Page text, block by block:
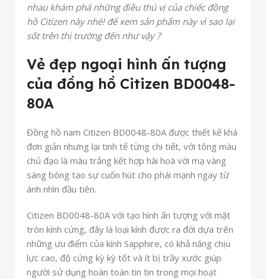
nhau khám phá những điều thú vị của chiếc đồng
hồ Citizen này nhé! để xem sản phẩm này vì sao lại
sốt trên thị trường đến như vậy ?
Vẻ đẹp ngoại hình ấn tượng
của đồng hồ Citizen BD0048-
80A
Đồng hồ nam Citizen BD0048-80A được thiết kế khá
đơn giản nhưng lại tinh tế từng chi tiết, với tông màu
chủ đạo là màu trắng kết hợp hài hoà với mạ vàng
sáng bóng tạo sự cuốn hút cho phái mạnh ngay từ
ánh nhìn đầu tiên.
Citizen BD0048-80A với tạo hình ấn tượng với mặt
tròn kính cứng, đây là loại kính được ra đời dựa trên
những ưu điểm của kính Sapphire, có khả năng chịu
lực cao, độ cứng kỳ kỳ tốt và ít bị trầy xước giúp
người sử dụng hoàn toàn tin tin trong mọi hoạt